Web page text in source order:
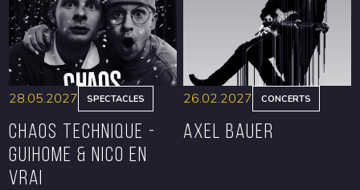
28.05.2027 SPECTACLES
CHAOS TECHNIQUE -
GUIHOME & NICO EN
VRAI
26.02.2027 CONCERTS
Axel Bauer